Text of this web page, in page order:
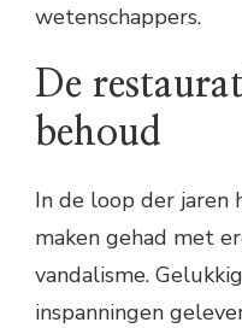
wetenschappers.
De
behoud
In de loop der
maken gehad met
vandalisme.
inspanningen